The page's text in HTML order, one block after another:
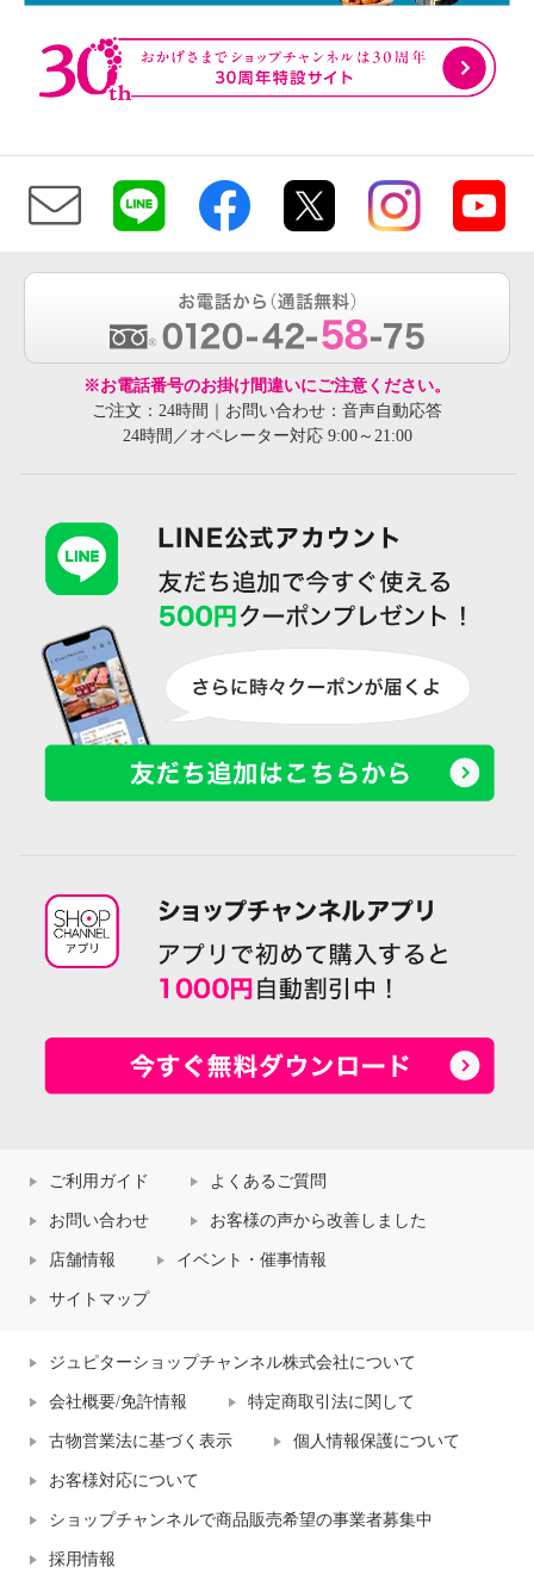
※お電話番号のお掛け間違いにご注意ください。
ご注文：24時間｜お問い合わせ：音声自動応答
24時間／オペレーター対応 9:00～21:00
ご利用ガイド よくあるご質問
お問い合わせ お客様の声から改善しました
店舗情報 イベント・催事情報
サイトマップ
ジュピターショップチャンネル株式会社について
会社概要/免許情報 特定商取引法に関して
古物営業法に基づく表示 個人情報保護について
お客様対応について
ショップチャンネルで商品販売希望の事業者募集中
採用情報